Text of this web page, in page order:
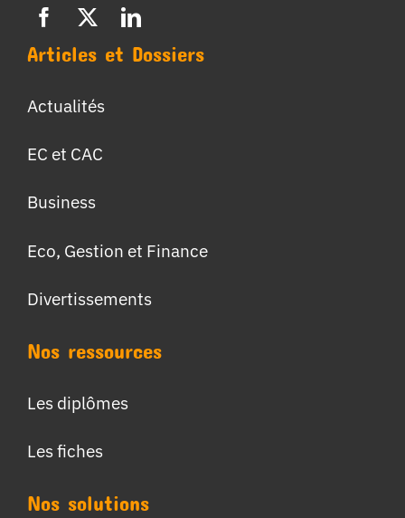
Articles et Dossiers
Actualités
EC et CAC
Business
Eco, Gestion et Finance
Divertissements
Nos ressources
Les diplômes
Les fiches
Nos solutions